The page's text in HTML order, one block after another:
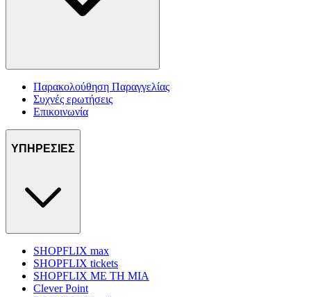
Παρακολούθηση Παραγγελίας
Συχνές ερωτήσεις
Επικοινωνία
ΥΠΗΡΕΣΙΕΣ
SHOPFLIX max
SHOPFLIX tickets
SHOPFLIX ΜΕ ΤΗ ΜΙΑ
Clever Point